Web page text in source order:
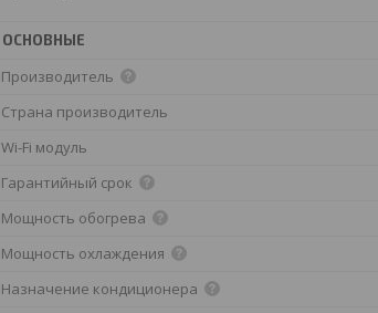
ОСНОВНЫЕ
Производитель
Страна производитель
Wi-Fi модуль
Гарантийный срок
Мощность обогрева
Мощность охлаждения
Назначение кондиционера